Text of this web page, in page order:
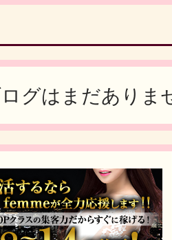
グはまだありま